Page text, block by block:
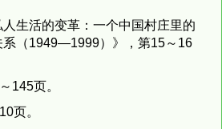
生活的变革：一个中国村庄里的
系（1949—1999）》，第15～16
145页。
页。